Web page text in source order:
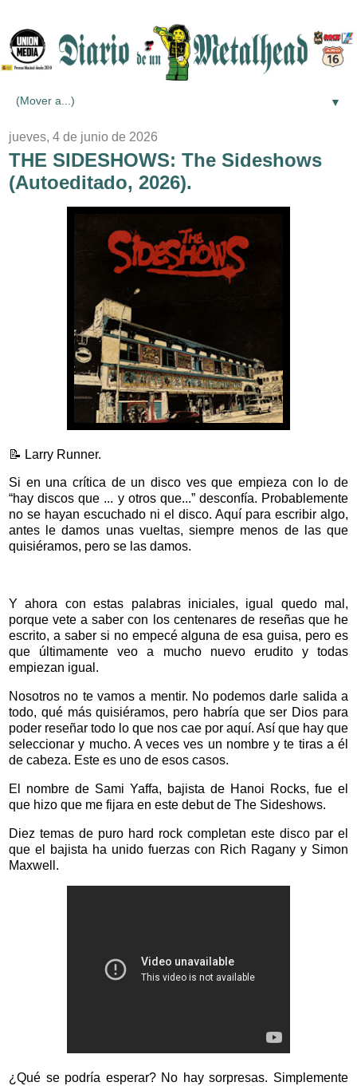
▼
jueves, 4 de junio de 2026
THE SIDESHOWS: The Sideshows
(Autoeditado, 2026).
📝 Larry Runner.
Si en una crítica de un disco ves que empieza con lo de
“hay discos que ... y otros que...” desconfía. Probablemente
no se hayan escuchado ni el disco. Aquí para escribir algo,
antes le damos unas vueltas, siempre menos de las que
quisiéramos, pero se las damos.
Y ahora con estas palabras iniciales, igual quedo mal,
porque vete a saber con los centenares de reseñas que he
escrito, a saber si no empecé alguna de esa guisa, pero es
que últimamente veo a mucho nuevo erudito y todas
empiezan igual.
Nosotros no te vamos a mentir. No podemos darle salida a
todo, qué más quisiéramos, pero habría que ser Dios para
poder reseñar todo lo que nos cae por aquí. Así que hay que
seleccionar y mucho. A veces ves un nombre y te tiras a él
de cabeza. Este es uno de esos casos.
El nombre de Sami Yaffa, bajista de Hanoi Rocks, fue el
que hizo que me fijara en este debut de The Sideshows.
Diez temas de puro hard rock completan este disco par el
que el bajista ha unido fuerzas con Rich Ragany y Simon
Maxwell.
¿Qué se podría esperar? No hay sorpresas. Simplemente